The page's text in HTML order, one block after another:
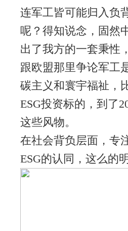
连军工皆可能归入负
呢？得知说念，固然
出了我方的一套秉性
跟欧盟那里争论军工
碳主义和寰宇福祉，
ESG投资标的，到了
这些风物。
在社会背负层面，专
ESG的认同，这么的